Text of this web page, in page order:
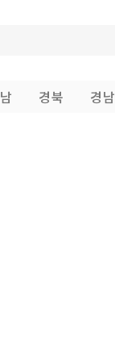
경북 경남